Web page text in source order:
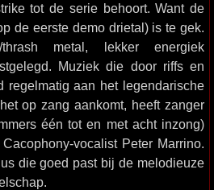
tot de serie behoort. Want de
de eerste demo drietal) is te gek.
metal, lekker energiek
Muziek die door riffs en
regelmatig aan het legendarische
op zang aankomt, heeft zanger
één tot en met acht inzong)
vocalist Peter Marrino.
die goed past bij de melodieuze